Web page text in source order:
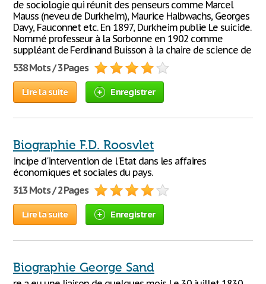
de sociologie qui réunit des penseurs comme Marcel
Mauss (neveu de Durkheim), Maurice Halbwachs, Georges
Davy, Fauconnet etc. En 1897, Durkheim publie Le suicide.
Nommé professeur à la Sorbonne en 1902 comme
suppléant de Ferdinand Buisson à la chaire de science de
538 Mots / 3 Pages
Lire la suite Enregistrer
Biographie F.D. Roosvlet
incipe d'intervention de l'Etat dans les affaires
économiques et sociales du pays.
313 Mots / 2 Pages
Lire la suite Enregistrer
Biographie George Sand